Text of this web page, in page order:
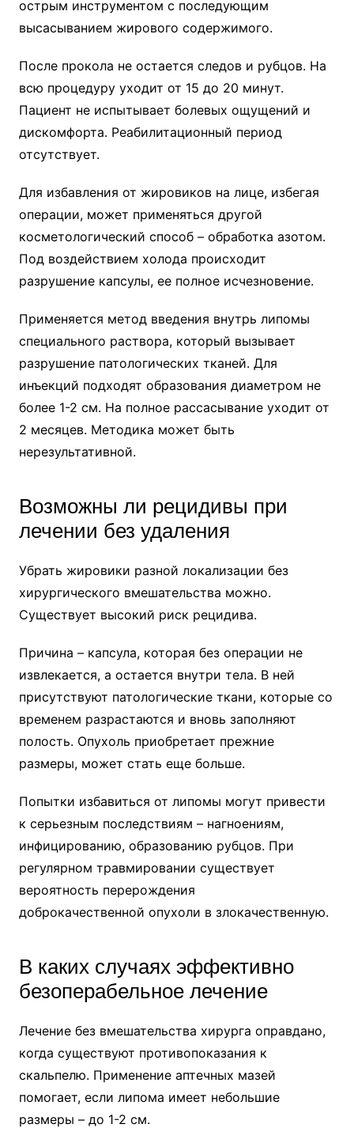
острым инструментом с последующим
высасыванием жирового содержимого.
После прокола не остается следов и рубцов. На
всю процедуру уходит от 15 до 20 минут.
Пациент не испытывает болевых ощущений и
дискомфорта. Реабилитационный период
отсутствует.
Для избавления от жировиков на лице, избегая
операции, может применяться другой
косметологический способ – обработка азотом.
Под воздействием холода происходит
разрушение капсулы, ее полное исчезновение.
Применяется метод введения внутрь липомы
специального раствора, который вызывает
разрушение патологических тканей. Для
инъекций подходят образования диаметром не
более 1-2 см. На полное рассасывание уходит от
2 месяцев. Методика может быть
нерезультативной.
Возможны ли рецидивы при
лечении без удаления
Убрать жировики разной локализации без
хирургического вмешательства можно.
Существует высокий риск рецидива.
Причина – капсула, которая без операции не
извлекается, а остается внутри тела. В ней
присутствуют патологические ткани, которые со
временем разрастаются и вновь заполняют
полость. Опухоль приобретает прежние
размеры, может стать еще больше.
Попытки избавиться от липомы могут привести
к серьезным последствиям – нагноениям,
инфицированию, образованию рубцов. При
регулярном травмировании существует
вероятность перерождения
доброкачественной опухоли в злокачественную.
В каких случаях эффективно
безоперабельное лечение
Лечение без вмешательства хирурга оправдано,
когда существуют противопоказания к
скальпелю. Применение аптечных мазей
помогает, если липома имеет небольшие
размеры – до 1-2 см.